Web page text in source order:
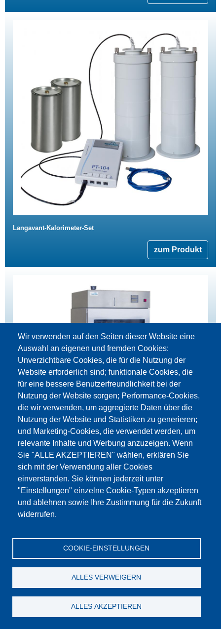
Langavant-Kalorimeter-Set
zum Produkt
Feuchtlagerungsschrank für 10 Formen
zum Produkt
Wir verwenden auf den Seiten dieser Website eine
Auswahl an eigenen und fremden Cookies:
Unverzichtbare Cookies, die für die Nutzung der
Website erforderlich sind; funktionale Cookies, die
für eine bessere Benutzerfreundlichkeit bei der
Nutzung der Website sorgen; Performance-Cookies,
die wir verwenden, um aggregierte Daten über die
Nutzung der Website und Statistiken zu generieren;
und Marketing-Cookies, die verwendet werden, um
relevante Inhalte und Werbung anzuzeigen. Wenn
Sie "ALLE AKZEPTIEREN" wählen, erklären Sie
sich mit der Verwendung aller Cookies
einverstanden. Sie können jederzeit unter
"Einstellungen" einzelne Cookie-Typen akzeptieren
und ablehnen sowie Ihre Zustimmung für die Zukunft
widerrufen.
COOKIE-EINSTELLUNGEN
ALLES VERWEIGERN
ALLES AKZEPTIEREN